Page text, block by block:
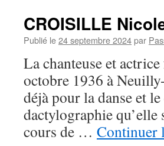
CROISILLE
Publié le24 septembre 2024par
La chanteuse et
octobre 1936 à
déjà pour la danse et
dactylographie qu’elle
cours de … Continuer